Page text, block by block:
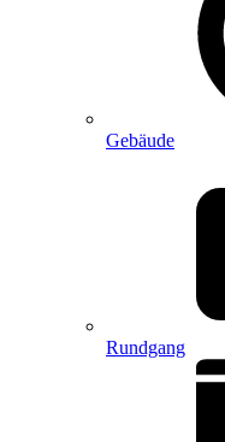
Gebäude
Rundgang